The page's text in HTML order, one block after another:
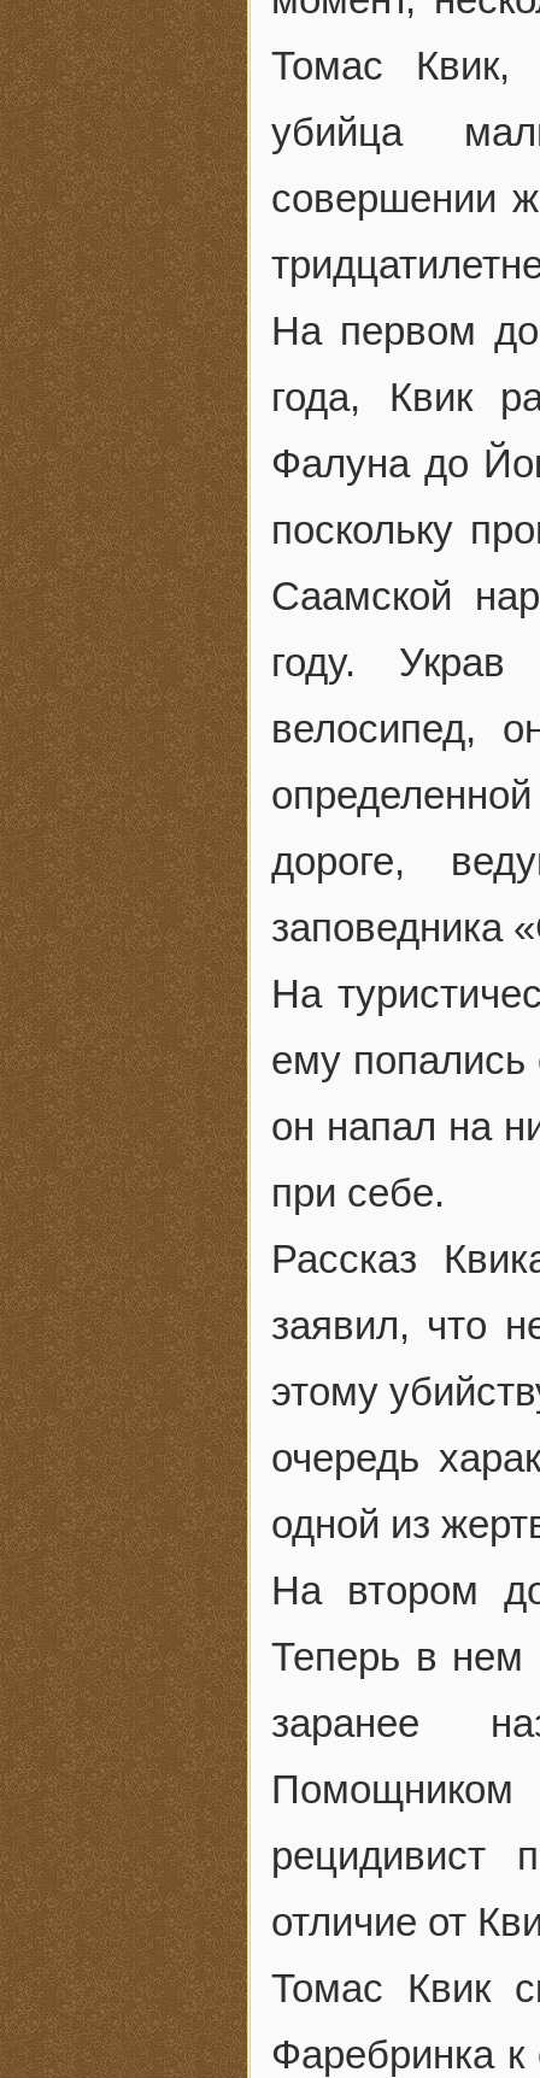
Томас Квик,
убийца
совершении
На первом
года, Квик
Фалуна до
поскольку
Саамской
году.
велосипед,
дороге,
заповедника
На
ему попались
он напал на
при себе.
Рассказ
заявил, что
этому
очередь
одной из
На втором
Теперь в нем
заранее
Помощником
рецидивист
отличие от
Томас Квик
Фаребринка к